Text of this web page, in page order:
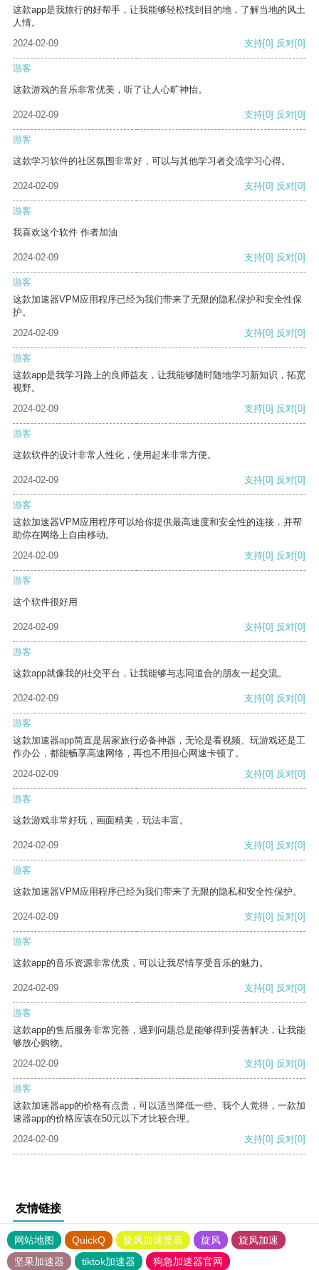
这款app是我旅行的好帮手，让我能够轻松找到目的地，了解当地的风土
人情。
2024-02-09
支持[0] 反对[0]
游客
这款游戏的音乐非常优美，听了让人心旷神怡。
2024-02-09 支持[0] 反对[0]
游客
这款学习软件的社区氛围非常好，可以与其他学习者交流学习心得。
2024-02-09 支持[0] 反对[0]
游客
我喜欢这个软件 作者加油
2024-02-09 支持[0] 反对[0]
游客
这款加速器VPM应用程序已经为我们带来了无限的隐私保护和安全性保
护。
2024-02-09
支持[0] 反对[0]
游客
这款app是我学习路上的良师益友，让我能够随时随地学习新知识，拓宽
视野。
2024-02-09
支持[0] 反对[0]
游客
这款软件的设计非常人性化，使用起来非常方便。
2024-02-09 支持[0] 反对[0]
游客
这款加速器VPM应用程序可以给你提供最高速度和安全性的连接，并帮
助你在网络上自由移动。
2024-02-09
支持[0] 反对[0]
游客
这个软件很好用
2024-02-09 支持[0] 反对[0]
游客
这款app就像我的社交平台，让我能够与志同道合的朋友一起交流。
2024-02-09 支持[0] 反对[0]
游客
这款加速器app简直是居家旅行必备神器，无论是看视频、玩游戏还是工
作办公，都能畅享高速网络，再也不用担心网速卡顿了。
2024-02-09
支持[0] 反对[0]
游客
这款游戏非常好玩，画面精美，玩法丰富。
2024-02-09 支持[0] 反对[0]
游客
这款加速器VPM应用程序已经为我们带来了无限的隐私和安全性保护。
2024-02-09 支持[0] 反对[0]
游客
这款app的音乐资源非常优质，可以让我尽情享受音乐的魅力。
2024-02-09 支持[0] 反对[0]
游客
这款app的售后服务非常完善，遇到问题总是能够得到妥善解决，让我能
够放心购物。
2024-02-09
支持[0] 反对[0]
游客
这款加速器app的价格有点贵，可以适当降低一些。我个人觉得，一款加
速器app的价格应该在50元以下才比较合理。
2024-02-09
支持[0] 反对[0]
友情链接
网站地图 QuickQ 旋风加速度器 旋风
旋风加速
坚果加速器
tiktok加速器 狗急加速器官网